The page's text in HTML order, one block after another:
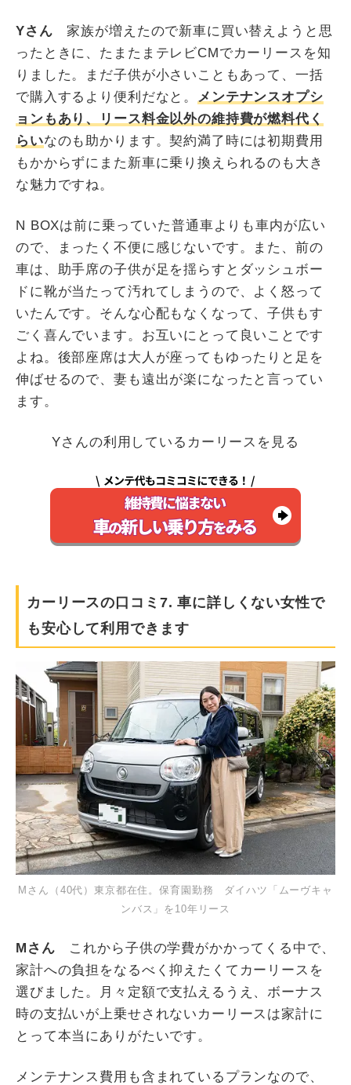
Yさん 家族が増えたので新車に買い替えようと思
ったときに、たまたまテレビCMでカーリースを知
りました。まだ子供が小さいこともあって、一括
で購入するより便利だなと。 メンテナンスオプシ
ョンもあり、リース料金以外の維持費が燃料代く
らいなのも助かります。契約満了時には初期費用
もかからずにまた新車に乗り換えられるのも大き
な魅力ですね。
N BOXは前に乗っていた普通車よりも車内が広い
ので、まったく不便に感じないです。また、前の
車は、助手席の子供が足を揺らすとダッシュボー
ドに靴が当たって汚れてしまうので、よく怒って
いたんです。そんな心配もなくなって、子供もす
ごく喜んでいます。お互いにとって良いことです
よね。後部座席は大人が座ってもゆったりと足を
伸ばせるので、妻も遠出が楽になったと言ってい
ます。
Yさんの利用しているカーリースを見る
カーリースの口コミ7. 車に詳しくない女性で
も安心して利用できます
Mさん（40代）東京都在住。保育園勤務 ダイハツ「ムーヴキャ
ンバス」を10年リース
Mさん これから子供の学費がかかってくる中で、
家計への負担をなるべく抑えたくてカーリースを
選びました。月々定額で支払えるうえ、ボーナス
時の支払いが上乗せされないカーリースは家計に
とって本当にありがたいです。
メンテナンス費用も含まれているプランなので、